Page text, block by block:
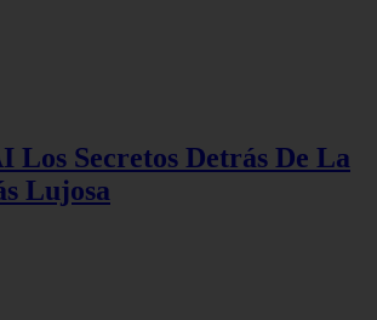
Los Secretos Detrás De La
Lujosa